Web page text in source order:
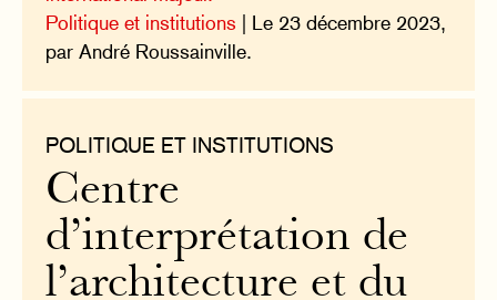
Politique et institutions | Le 23 décembre 2023,
par André Roussainville.
POLITIQUE ET INSTITUTIONS
Centre
d’interprétation de
l’architecture et du